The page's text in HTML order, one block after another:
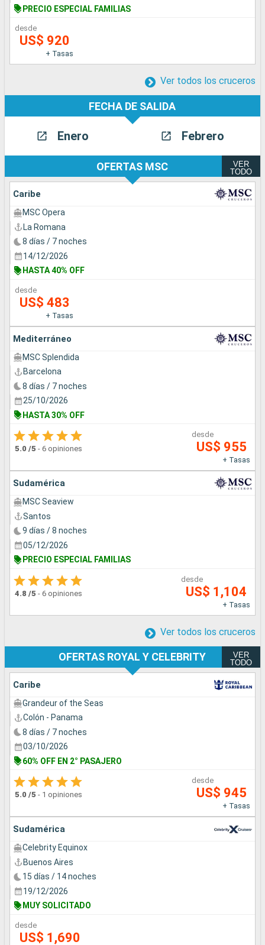
PRECIO ESPECIAL FAMILIAS
desde
US$ 920
+ Tasas
Ver todos los cruceros
FECHA DE SALIDA
Enero Febrero
OFERTAS MSC
VER
TODO
Caribe
MSC Opera
La Romana
8 días / 7 noches
14/12/2026
HASTA 40% OFF
desde
US$ 483
+ Tasas
Mediterráneo
MSC Splendida
Barcelona
8 días / 7 noches
25/10/2026
HASTA 30% OFF
5.0 /5 - 6 opiniones
desde
US$ 955
+ Tasas
Sudamérica
MSC Seaview
Santos
9 días / 8 noches
05/12/2026
PRECIO ESPECIAL FAMILIAS
4.8 /5 - 6 opiniones
desde
US$ 1,104
+ Tasas
Ver todos los cruceros
OFERTAS ROYAL Y CELEBRITY
VER
TODO
Caribe
Grandeur of the Seas
Colón - Panama
8 días / 7 noches
03/10/2026
60% OFF EN 2° PASAJERO
5.0 /5 - 1 opiniones
desde
US$ 945
+ Tasas
Sudamérica
Celebrity Equinox
Buenos Aires
15 días / 14 noches
19/12/2026
MUY SOLICITADO
desde
US$ 1,690